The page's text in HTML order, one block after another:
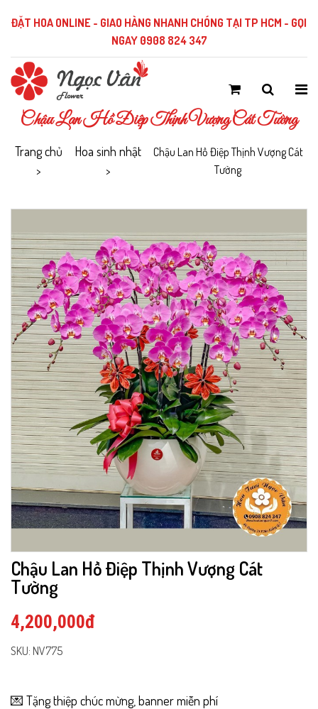
ĐẶT HOA ONLINE - GIAO HÀNG NHANH CHÓNG TẠI TP HCM - GỌI
NGAY 0908 824 347
Chậu Lan Hồ Điệp Thịnh Vượng Cát Tường
Trang chủ Hoa sinh nhật
Chậu Lan Hồ Điệp Thịnh Vượng Cát
Tường
Chậu Lan Hồ Điệp Thịnh Vượng Cát
Tường
4,200,000đ
SKU: NV775
💌 Tặng thiệp chúc mừng, banner miễn phí